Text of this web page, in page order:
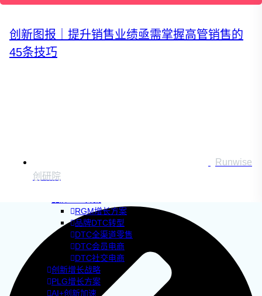
企业AI+创新
RGM增长方案
品牌DTC转型
DTC全渠道零售
DTC会员电商
DTC社交电商
创新增长战略
PLG增长方案
AI+创新加速
创新图报｜提升销售业绩亟需掌握高管销售的
45条技巧
Runwise
创研院